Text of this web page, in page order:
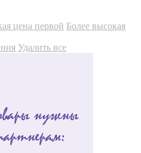
цена первой Более высокая
Удалить все